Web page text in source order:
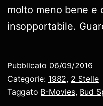
molto meno bene e
insopportabile.
Pubblicato 06/09/2016
Categorie: 1982, 2 Stelle
Taggato B-Movies, Bud